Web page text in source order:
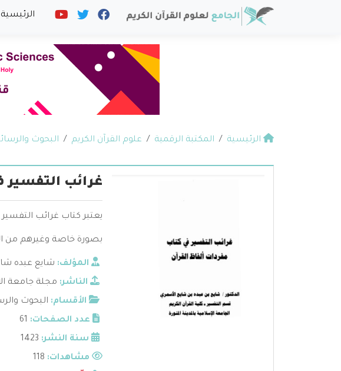
الرئيسية
الرئيسية المكتبة الرقمية علوم القرآن الكريم البحوث
غرائب التفسير
يعتبر كتاب غرائب
بصورة خاصة وغيرهم من
المؤلف: شايع عبده
الناشر: مجلة جامعة
الأقسام: البحوث
عدد الصفحات: 61
سنة النشر: 1423
مشاهدات: